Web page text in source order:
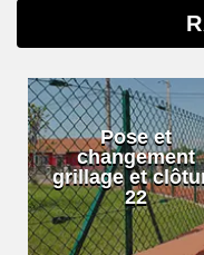
Pose et
changement
grillage et
22